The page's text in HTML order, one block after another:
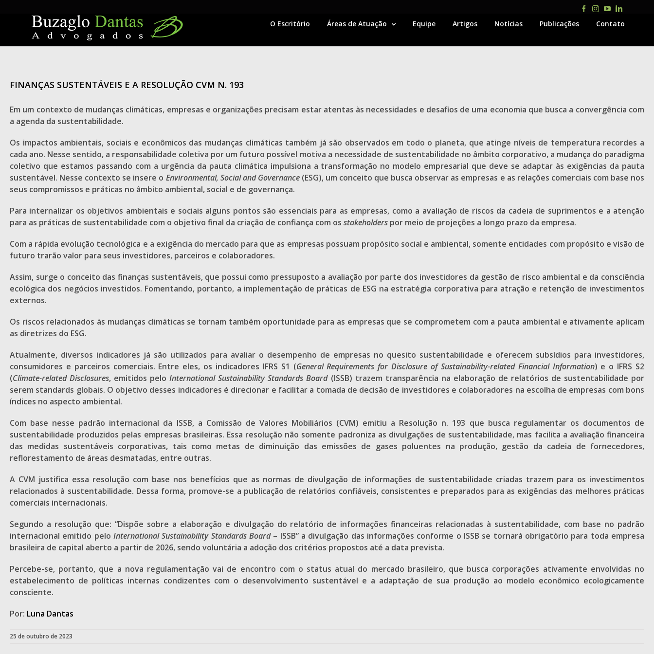
Facebook
Instagram
YouTubeLinkedIn
O Escritório Áreas de Atuação Equipe Artigos Notícias Publicações Contato
FINANÇAS SUSTENTÁVEIS E A RESOLUÇÃO CVM N. 193
Em um contexto de mudanças climáticas, empresas e organizações precisam estar atentas às necessidades e desafios de uma economia que busca a convergência com
a agenda da sustentabilidade.
Os impactos ambientais, sociais e econômicos das mudanças climáticas também já são observados em todo o planeta, que atinge níveis de temperatura recordes a
cada ano. Nesse sentido, a responsabilidade coletiva por um futuro possível motiva a necessidade de sustentabilidade no âmbito corporativo, a mudança do paradigma
coletivo que estamos passando com a urgência da pauta climática impulsiona a transformação no modelo empresarial que deve se adaptar às exigências da pauta
sustentável. Nesse contexto se insere o Environmental, Social and Governance (ESG), um conceito que busca observar as empresas e as relações comerciais com base nos
seus compromissos e práticas no âmbito ambiental, social e de governança.
Para internalizar os objetivos ambientais e sociais alguns pontos são essenciais para as empresas, como a avaliação de riscos da cadeia de suprimentos e a atenção
para as práticas de sustentabilidade com o objetivo final da criação de confiança com os stakeholders por meio de projeções a longo prazo da empresa.
Com a rápida evolução tecnológica e a exigência do mercado para que as empresas possuam propósito social e ambiental, somente entidades com propósito e visão de
futuro trarão valor para seus investidores, parceiros e colaboradores.
Assim, surge o conceito das finanças sustentáveis, que possui como pressuposto a avaliação por parte dos investidores da gestão de risco ambiental e da consciência
ecológica dos negócios investidos. Fomentando, portanto, a implementação de práticas de ESG na estratégia corporativa para atração e retenção de investimentos
externos.
Os riscos relacionados às mudanças climáticas se tornam também oportunidade para as empresas que se comprometem com a pauta ambiental e ativamente aplicam
as diretrizes do ESG.
Atualmente, diversos indicadores já são utilizados para avaliar o desempenho de empresas no quesito sustentabilidade e oferecem subsídios para investidores,
consumidores e parceiros comerciais. Entre eles, os indicadores IFRS S1 (General Requirements for Disclosure of Sustainability-related Financial Information) e o IFRS S2
(Climate-related Disclosures, emitidos peloInternational Sustainability Standards Board (ISSB) trazem transparência na elaboração de relatórios de sustentabilidade por
serem standards globais. O objetivo desses indicadores é direcionar e facilitar a tomada de decisão de investidores e colaboradores na escolha de empresas com bons
índices no aspecto ambiental.
Com base nesse padrão internacional da ISSB, a Comissão de Valores Mobiliários (CVM) emitiu a Resolução n. 193 que busca regulamentar os documentos de
sustentabilidade produzidos pelas empresas brasileiras. Essa resolução não somente padroniza as divulgações de sustentabilidade, mas facilita a avaliação financeira
das medidas sustentáveis corporativas, tais como metas de diminuição das emissões de gases poluentes na produção, gestão da cadeia de fornecedores,
reflorestamento de áreas desmatadas, entre outras.
A CVM justifica essa resolução com base nos benefícios que as normas de divulgação de informações de sustentabilidade criadas trazem para os investimentos
relacionados à sustentabilidade. Dessa forma, promove-se a publicação de relatórios confiáveis, consistentes e preparados para as exigências das melhores práticas
comerciais internacionais.
Segundo a resolução que: “Dispõe sobre a elaboração e divulgação do relatório de informações financeiras relacionadas à sustentabilidade, com base no padrão
internacional emitido pelo International Sustainability Standards Board– ISSB” a divulgação das informações conforme o ISSB se tornará obrigatório para toda empresa
brasileira de capital aberto a partir de 2026, sendo voluntária a adoção dos critérios propostos até a data prevista.
Percebe-se, portanto, que a nova regulamentação vai de encontro com o status atual do mercado brasileiro, que busca corporações ativamente envolvidas no
estabelecimento de políticas internas condizentes com o desenvolvimento sustentável e a adaptação de sua produção ao modelo econômico ecologicamente
consciente.
Por: Luna Dantas
25 de outubro de 2023